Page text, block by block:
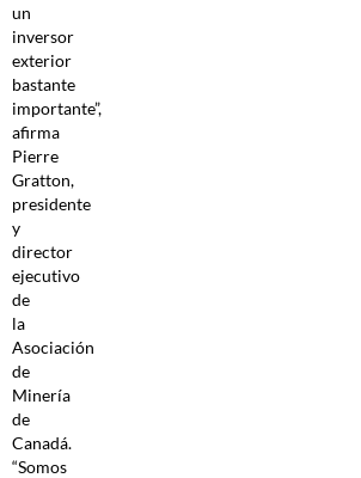
un
inversor
exterior
bastante
importante”,
afirma
Pierre
Gratton,
presidente
y
director
ejecutivo
de
la
Asociación
de
Minería
de
Canadá.
“Somos